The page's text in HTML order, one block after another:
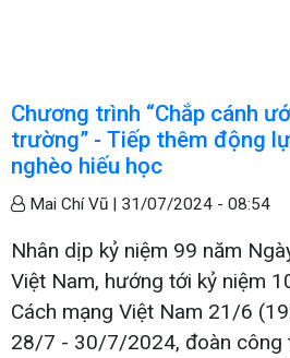
Chương trình “Chắp cánh
trường” - Tiếp thêm động
nghèo hiếu học
Mai Chí Vũ | 31/07/2024 - 08:54
Nhân dịp kỷ niệm 99 năm
Việt Nam, hướng tới kỷ niệm
Cách mạng Việt Nam 21/6
28/7 - 30/7/2024, đoàn công